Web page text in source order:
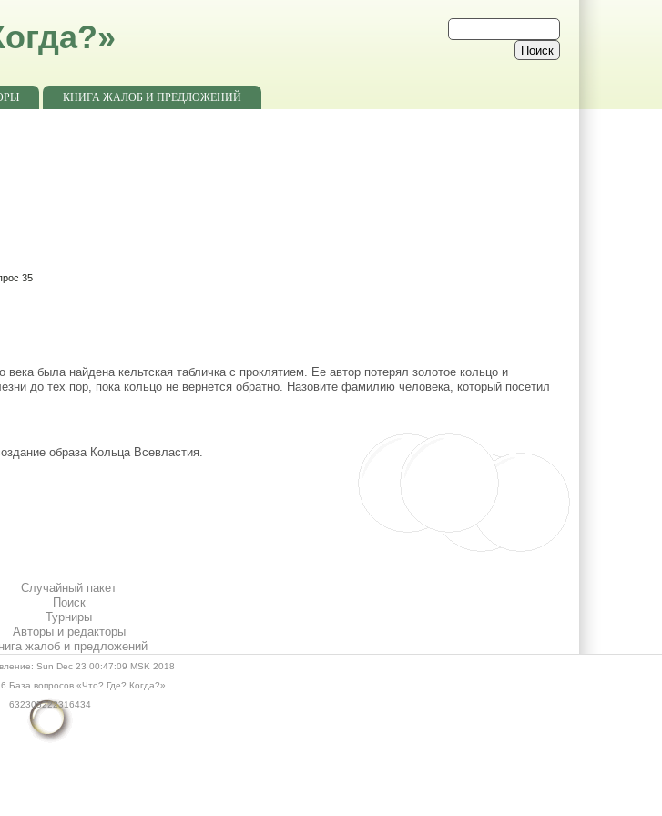
КНИГА ЖАЛОБ И ПРЕДЛОЖЕНИЙ
35
была найдена кельтская табличка с проклятием. Ее автор потерял золотое кольцо и
до тех пор, пока кольцо не вернется обратно. Назовите фамилию человека, который посетил
образа Кольца Всевластия.
Случайный пакет
Поиск
Турниры
Авторы и редакторы
жалоб и предложений
Sun Dec 23 00:47:09 MSK 2018
База вопросов «Что? Где? Когда?».
632305222316434